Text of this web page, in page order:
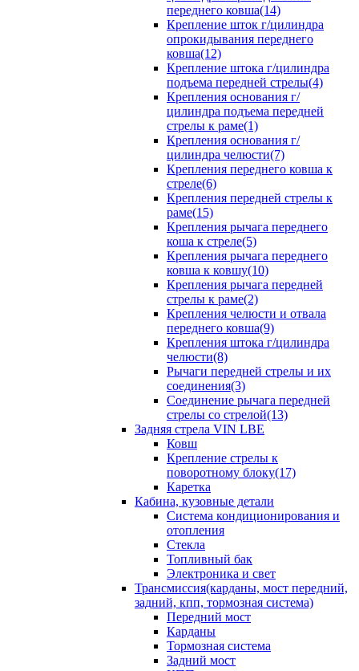
переднего ковша(14)
Крепление шток г/цилиндра
опрокидывания переднего
ковша(12)
Крепление штока г/цилиндра
подъема передней стрелы(4)
Крепления основания г/
цилиндра подъема передней
стрелы к раме(1)
Крепления основания г/
цилиндра челюсти(7)
Крепления переднего ковша к
стреле(6)
Крепления передней стрелы к
раме(15)
Крепления рычага переднего
коша к стреле(5)
Крепления рычага переднего
ковша к ковшу(10)
Крепления рычага передней
стрелы к раме(2)
Крепления челюсти и отвала
переднего ковша(9)
Крепления штока г/цилиндра
челюсти(8)
Рычаги передней стрелы и их
соединения(3)
Соединение рычага передней
стрелы со стрелой(13)
Задняя стрела VIN LBE
Ковш
Крепление стрелы к
поворотному блоку(17)
Каретка
Кабина, кузовные детали
Система кондиционирования и
отопления
Стекла
Топливный бак
Электроника и свет
Трансмиссия(карданы, мост передний,
задний, кпп, тормозная система)
Передний мост
Карданы
Тормозная система
Задний мост